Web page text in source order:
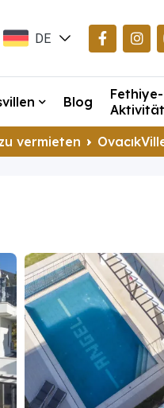
DE
TR Blog
Fethiye-
vermieten